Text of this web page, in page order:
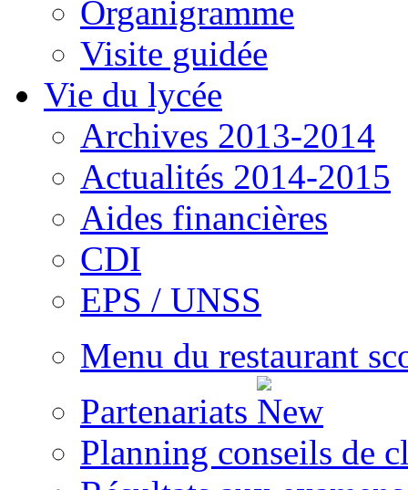
Organigramme
Visite guidée
Vie du lycée
Archives 2013-2014
Actualités 2014-2015
Aides financières
CDI
EPS / UNSS
Menu du restaurant
Partenariats
Planning conseils de